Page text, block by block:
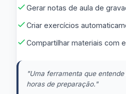
Gerar notas de aula de
Criar exercícios
Compartilhar materiais com
"Uma ferramenta que entende
horas de preparação."